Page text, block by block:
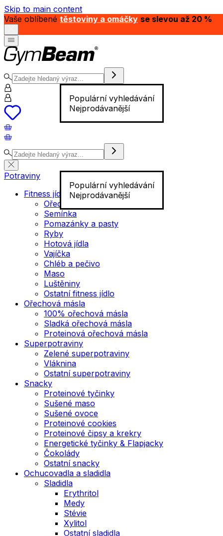
Skip to main content
Vaše oblíbené těstoviny a omáčky se slevou až 20 %
Populární vyhledávání
Nejprodávanější
Populární vyhledávání
Nejprodávanější
Potraviny
Fitness jídlo
Ořechy
Semínka
Pomazánky a pasty
Ryby
Hotová jídla
Vajíčka
Chléb a pečivo
Maso
Luštěniny
Ostatní fitness jídlo
Ořechová másla
100% ořechová másla
Sladká ořechová másla
Proteinová ořechová másla
Superpotraviny
Zelené superpotraviny
Vláknina
Ostatní superpotraviny
Snacky
Proteinové tyčinky
Sušené maso
Sušené ovoce
Proteinové cookies
Proteinové čipsy a krekry
Energetické tyčinky & Flapjacky
Čokolády
Ostatní snacky
Ochucovadla a sladidla
Sladidla
Erythritol
Medy
Stévie
Xylitol
Ostatní sladidla